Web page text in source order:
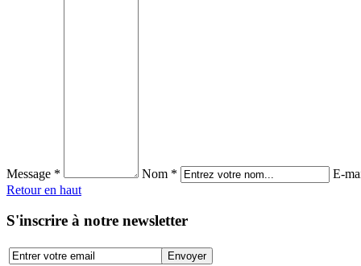
Message * Nom *
E-
Retour en haut
S'inscrire à notre newsletter